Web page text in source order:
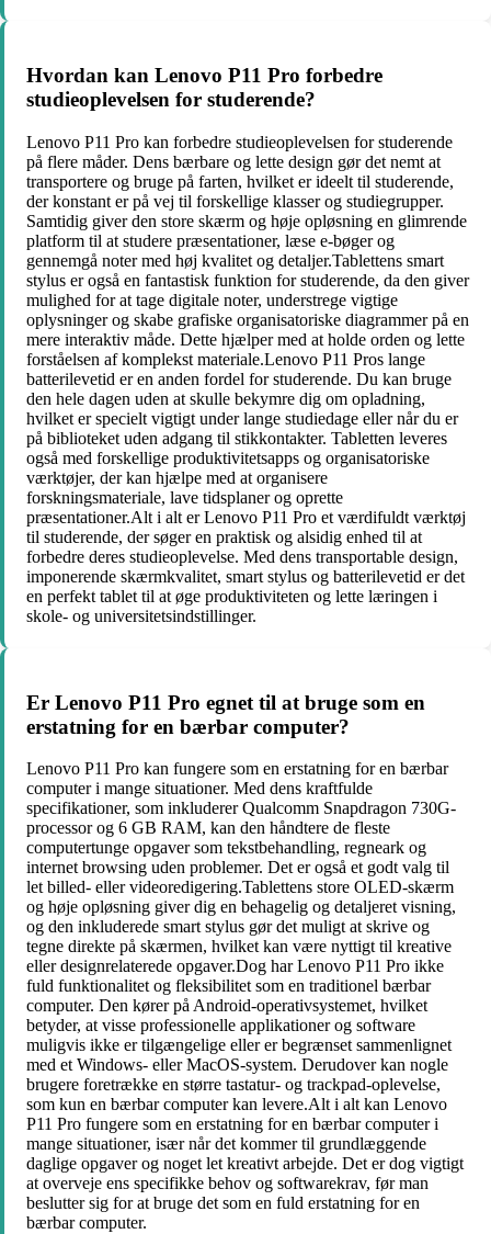
Hvordan kan Lenovo P11 Pro forbedre
studieoplevelsen for studerende?
Lenovo P11 Pro kan forbedre studieoplevelsen for studerende
på flere måder. Dens bærbare og lette design gør det nemt at
transportere og bruge på farten, hvilket er ideelt til studerende,
der konstant er på vej til forskellige klasser og studiegrupper.
Samtidig giver den store skærm og høje opløsning en glimrende
platform til at studere præsentationer, læse e-bøger og
gennemgå noter med høj kvalitet og detaljer.Tablettens smart
stylus er også en fantastisk funktion for studerende, da den giver
mulighed for at tage digitale noter, understrege vigtige
oplysninger og skabe grafiske organisatoriske diagrammer på en
mere interaktiv måde. Dette hjælper med at holde orden og lette
forståelsen af komplekst materiale.Lenovo P11 Pros lange
batterilevetid er en anden fordel for studerende. Du kan bruge
den hele dagen uden at skulle bekymre dig om opladning,
hvilket er specielt vigtigt under lange studiedage eller når du er
på biblioteket uden adgang til stikkontakter. Tabletten leveres
også med forskellige produktivitetsapps og organisatoriske
værktøjer, der kan hjælpe med at organisere
forskningsmateriale, lave tidsplaner og oprette
præsentationer.Alt i alt er Lenovo P11 Pro et værdifuldt værktøj
til studerende, der søger en praktisk og alsidig enhed til at
forbedre deres studieoplevelse. Med dens transportable design,
imponerende skærmkvalitet, smart stylus og batterilevetid er det
en perfekt tablet til at øge produktiviteten og lette læringen i
skole- og universitetsindstillinger.
Er Lenovo P11 Pro egnet til at bruge som en
erstatning for en bærbar computer?
Lenovo P11 Pro kan fungere som en erstatning for en bærbar
computer i mange situationer. Med dens kraftfulde
specifikationer, som inkluderer Qualcomm Snapdragon 730G-
processor og 6 GB RAM, kan den håndtere de fleste
computertunge opgaver som tekstbehandling, regneark og
internet browsing uden problemer. Det er også et godt valg til
let billed- eller videoredigering.Tablettens store OLED-skærm
og høje opløsning giver dig en behagelig og detaljeret visning,
og den inkluderede smart stylus gør det muligt at skrive og
tegne direkte på skærmen, hvilket kan være nyttigt til kreative
eller designrelaterede opgaver.Dog har Lenovo P11 Pro ikke
fuld funktionalitet og fleksibilitet som en traditionel bærbar
computer. Den kører på Android-operativsystemet, hvilket
betyder, at visse professionelle applikationer og software
muligvis ikke er tilgængelige eller er begrænset sammenlignet
med et Windows- eller MacOS-system. Derudover kan nogle
brugere foretrække en større tastatur- og trackpad-oplevelse,
som kun en bærbar computer kan levere.Alt i alt kan Lenovo
P11 Pro fungere som en erstatning for en bærbar computer i
mange situationer, især når det kommer til grundlæggende
daglige opgaver og noget let kreativt arbejde. Det er dog vigtigt
at overveje ens specifikke behov og softwarekrav, før man
beslutter sig for at bruge det som en fuld erstatning for en
bærbar computer.